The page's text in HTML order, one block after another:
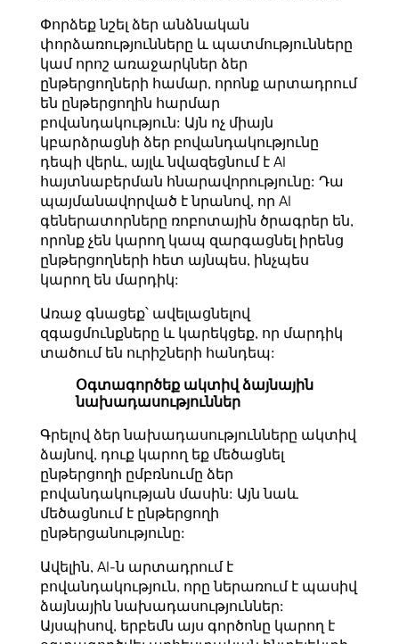
Փորձեք նշել ձեր անձնական
փորձառությունները և պատմությունները
կամ որոշ առաջարկներ ձեր
ընթերցողների համար, որոնք արտադրում
են ընթերցողին հարմար
բովանդակություն: Այն ոչ միայն
կբարձրացնի ձեր բովանդակությունը
դեպի վերև, այլև նվազեցնում է AI
հայտնաբերման հնարավորությունը: Դա
պայմանավորված է նրանով, որ AI
գեներատորները ռոբոտային ծրագրեր են,
որոնք չեն կարող կապ զարգացնել իրենց
ընթերցողների հետ այնպես, ինչպես
կարող են մարդիկ:
Առաջ գնացեք՝ ավելացնելով
զգացմունքները և կարեկցեք, որ մարդիկ
տածում են ուրիշների հանդեպ:
Օգտագործեք ակտիվ ձայնային
նախադասություններ
Գրելով ձեր նախադասությունները ակտիվ
ձայնով, դուք կարող եք մեծացնել
ընթերցողի ըմբռնումը ձեր
բովանդակության մասին: Այն նաև
մեծացնում է ընթերցողի
ընթերցանությունը:
Ավելին, AI-ն արտադրում է
բովանդակություն, որը ներառում է պասիվ
ձայնային նախադասություններ:
Այսպիսով, երբեմն այս գործոնը կարող է